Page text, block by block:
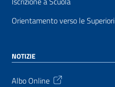
Orientamento verso le Superiori
NOTIZIE
Albo Online